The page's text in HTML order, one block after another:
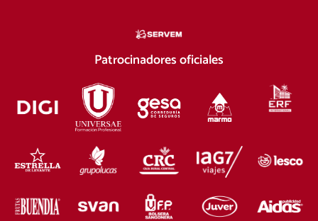
Patrocinadores oficiales